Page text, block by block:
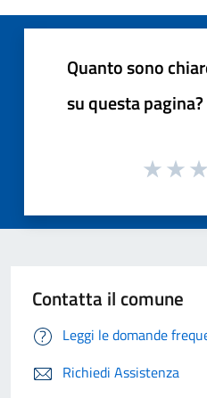
Quanto sono
su questa pagina?
Contatta il comune
Leggi le domande
Richiedi Assistenza